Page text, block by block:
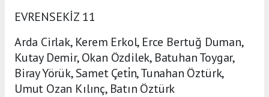
EVRENSEKİZ 11
Arda Cirlak, Kerem Erkol, Erce Bertuğ Duman,
Kutay Demir, Okan Özdilek, Batuhan Toygar,
Biray Yörük, Samet Çeti̇n, Tunahan Öztürk,
Umut Ozan Kılınç, Batın Öztürk